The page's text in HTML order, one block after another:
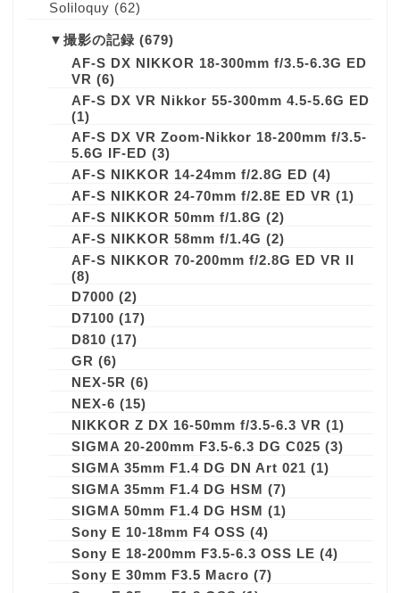
Soliloquy (62)
▼ 撮影の記録 (679)
AF-S DX NIKKOR 18-300mm f/3.5-6.3G ED
VR (6)
AF-S DX VR Nikkor 55-300mm 4.5-5.6G ED
(1)
AF-S DX VR Zoom-Nikkor 18-200mm f/3.5-
5.6G IF-ED (3)
AF-S NIKKOR 14-24mm f/2.8G ED (4)
AF-S NIKKOR 24-70mm f/2.8E ED VR (1)
AF-S NIKKOR 50mm f/1.8G (2)
AF-S NIKKOR 58mm f/1.4G (2)
AF-S NIKKOR 70-200mm f/2.8G ED VR II
(8)
D7000 (2)
D7100 (17)
D810 (17)
GR (6)
NEX-5R (6)
NEX-6 (15)
NIKKOR Z DX 16-50mm f/3.5-6.3 VR (1)
SIGMA 20-200mm F3.5-6.3 DG C025 (3)
SIGMA 35mm F1.4 DG DN Art 021 (1)
SIGMA 35mm F1.4 DG HSM (7)
SIGMA 50mm F1.4 DG HSM (1)
Sony E 10-18mm F4 OSS (4)
Sony E 18-200mm F3.5-6.3 OSS LE (4)
Sony E 30mm F3.5 Macro (7)